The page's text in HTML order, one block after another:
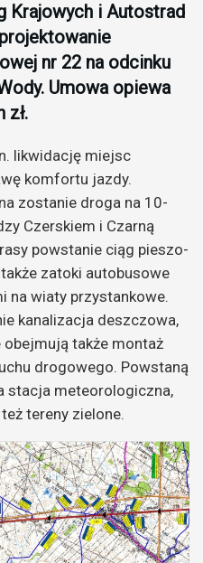
Krajowych i Autostrad
nr 22 na odcinku
Umowa opiewa
zł.
likwidację miejsc
komfortu jazdy.
zostanie droga na 10-
Czerskiem i Czarną
powstanie ciąg pieszo-
zatoki autobusowe
na wiaty przystankowe.
kanalizacja deszczowa,
obejmują także montaż
drogowego. Powstaną
stacja meteorologiczna,
tereny zielone.